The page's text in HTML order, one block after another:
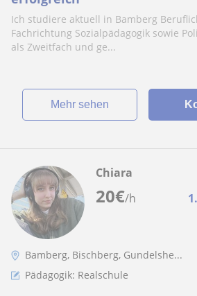
Ich studiere aktuell in Bamberg
Fachrichtung Sozialpädagogik sowie
als Zweitfach und ge...
Mehr sehen
20€/h
Chiara
Bamberg, Bischberg, Gundelshe...
Pädagogik: Realschule